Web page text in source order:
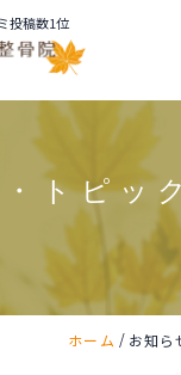
投稿数1位
トピッ
ホーム / お知ら